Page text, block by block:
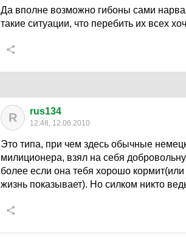
Да вполне возможно гибоны сами
такие ситуации, что перебить их всех
R rus134
12:48, 12.06.2010
Это типа, при чем здесь обычные
милиционера, взял на себя
более если она тебя хорошо
жизнь показывает). Но силком никто